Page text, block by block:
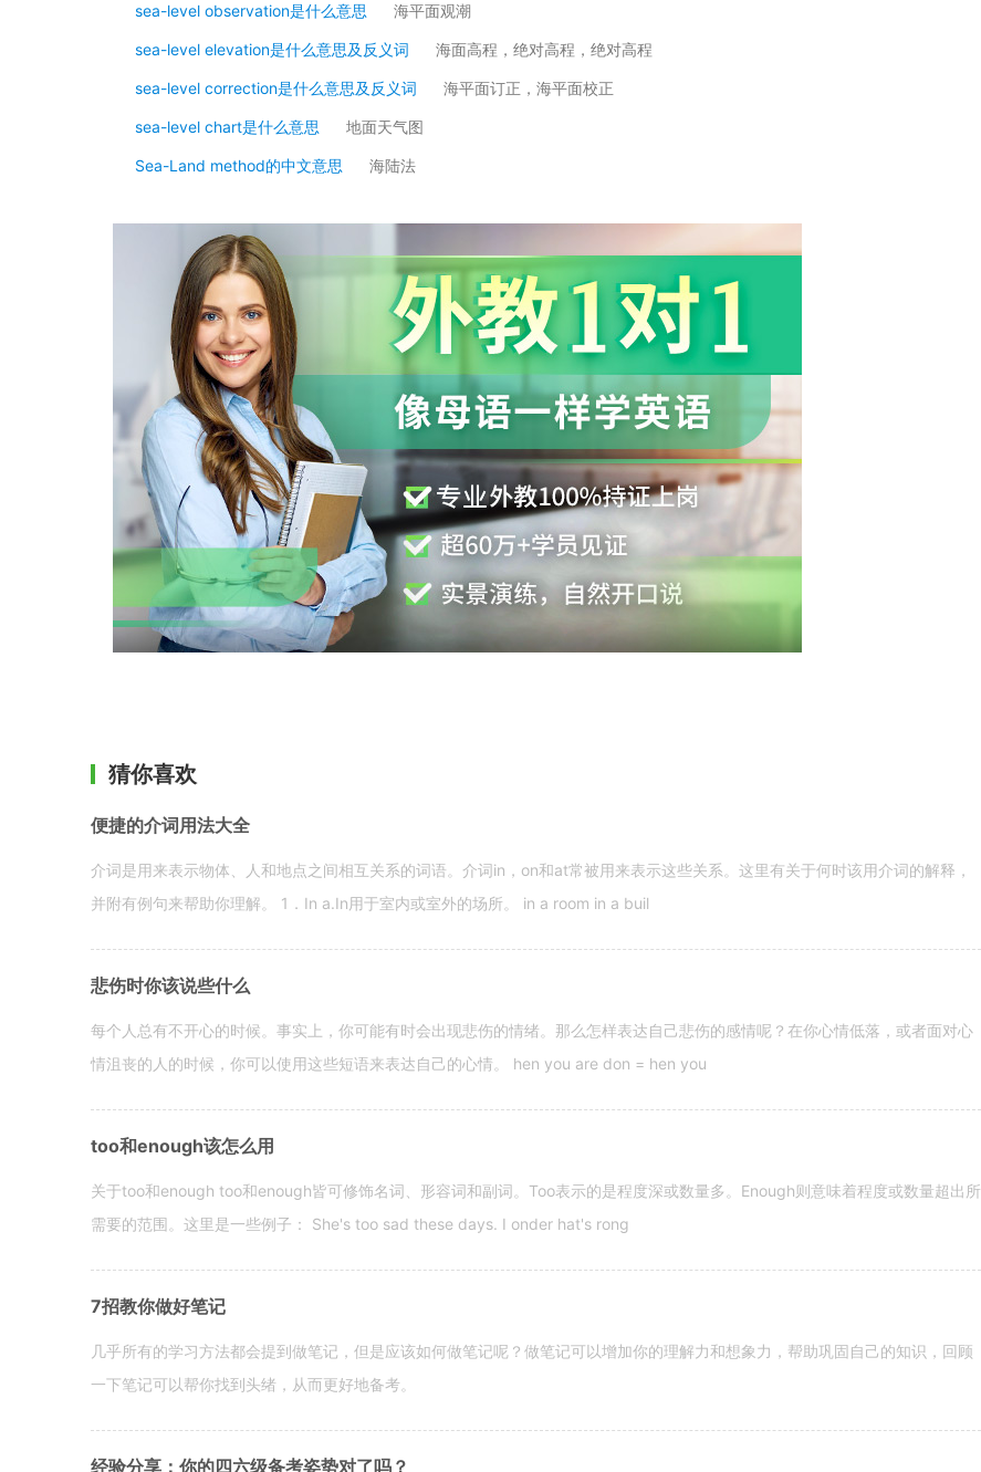
sea-level observation是什么意思 海平面观潮
sea-level elevation是什么意思及反义词 海面高程，绝对高程，绝对高程
sea-level correction是什么意思及反义词 海平面订正，海平面校正
sea-level chart是什么意思 地面天气图
Sea-Land method的中文意思 海陆法
猜你喜欢
便捷的介词用法大全
介词是用来表示物体、人和地点之间相互关系的词语。介词in，on和at常被用来表示这些关系。这里有关于何时该用介词的解释，
并附有例句来帮助你理解。 1．In a.In用于室内或室外的场所。 in a room in a buil
悲伤时你该说些什么
每个人总有不开心的时候。事实上，你可能有时会出现悲伤的情绪。那么怎样表达自己悲伤的感情呢？在你心情低落，或者面对心
情沮丧的人的时候，你可以使用这些短语来表达自己的心情。 hen you are don = hen you
too和enough该怎么用
关于too和enough too和enough皆可修饰名词、形容词和副词。Too表示的是程度深或数量多。Enough则意味着程度或数量超出所
需要的范围。这里是一些例子： She's too sad these days. I onder hat's rong
7招教你做好笔记
几乎所有的学习方法都会提到做笔记，但是应该如何做笔记呢？做笔记可以增加你的理解力和想象力，帮助巩固自己的知识，回顾
一下笔记可以帮你找到头绪，从而更好地备考。
经验分享：你的四六级备考姿势对了吗？